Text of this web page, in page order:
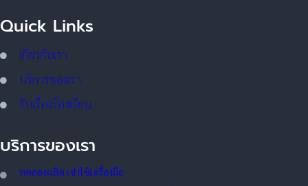
Quick Links
เกี่ยวกับเรา
บริการของเรา
รับเรื่องร้องเรียน
บริการของเรา
ทดลองผลิต เช่าใช้เครื่องมือ